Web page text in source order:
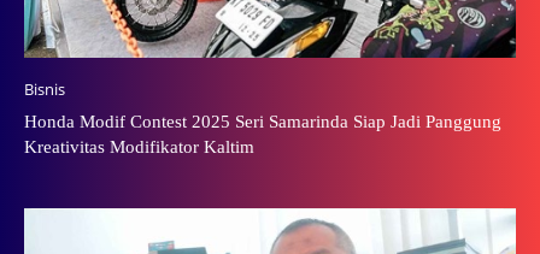
Bisnis
Honda Modif Contest 2025 Seri Samarinda Siap Jadi Panggung
Kreativitas Modifikator Kaltim